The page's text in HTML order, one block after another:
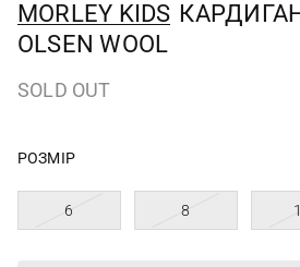
MORLEY KIDS КАРДИГАН
OLSEN WOOL
SOLD OUT
РОЗМІР
6 8